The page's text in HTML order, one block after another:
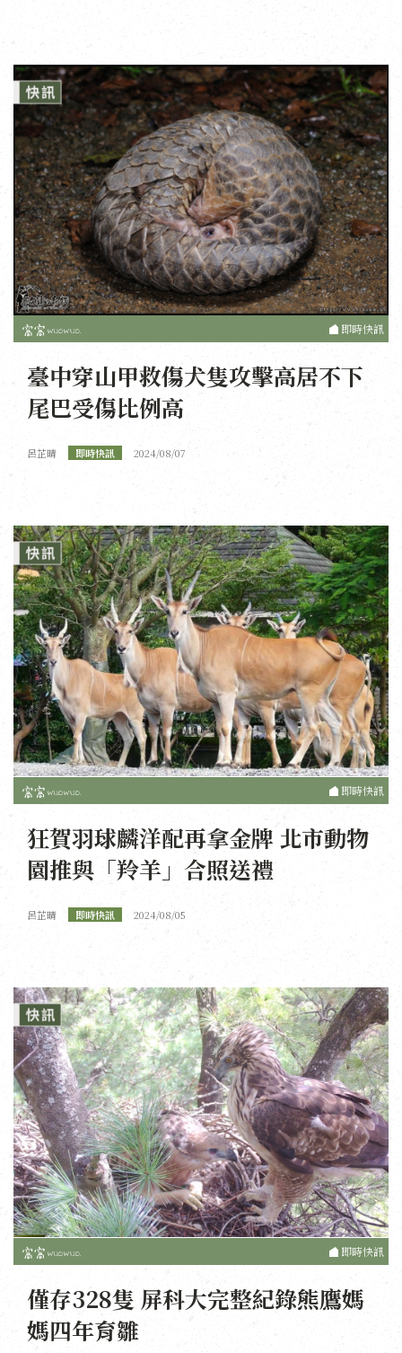
即時快訊
臺中穿山甲救傷犬隻攻擊高居不下
尾巴受傷比例高
呂芷晴 即時快訊 2024/08/07
即時快訊
狂賀羽球麟洋配再拿金牌 北市動物
園推與「羚羊」合照送禮
呂芷晴 即時快訊 2024/08/05
即時快訊
僅存328隻 屏科大完整紀錄熊鷹媽
媽四年育雛